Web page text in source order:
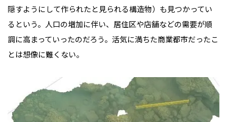
隠すようにして作られたと見られる構造物）も見つかってい
るという。人口の増加に伴い、居住区や店舗などの需要が順
調に高まっていったのだろう。活気に満ちた商業都市だったこ
とは想像に難くない。